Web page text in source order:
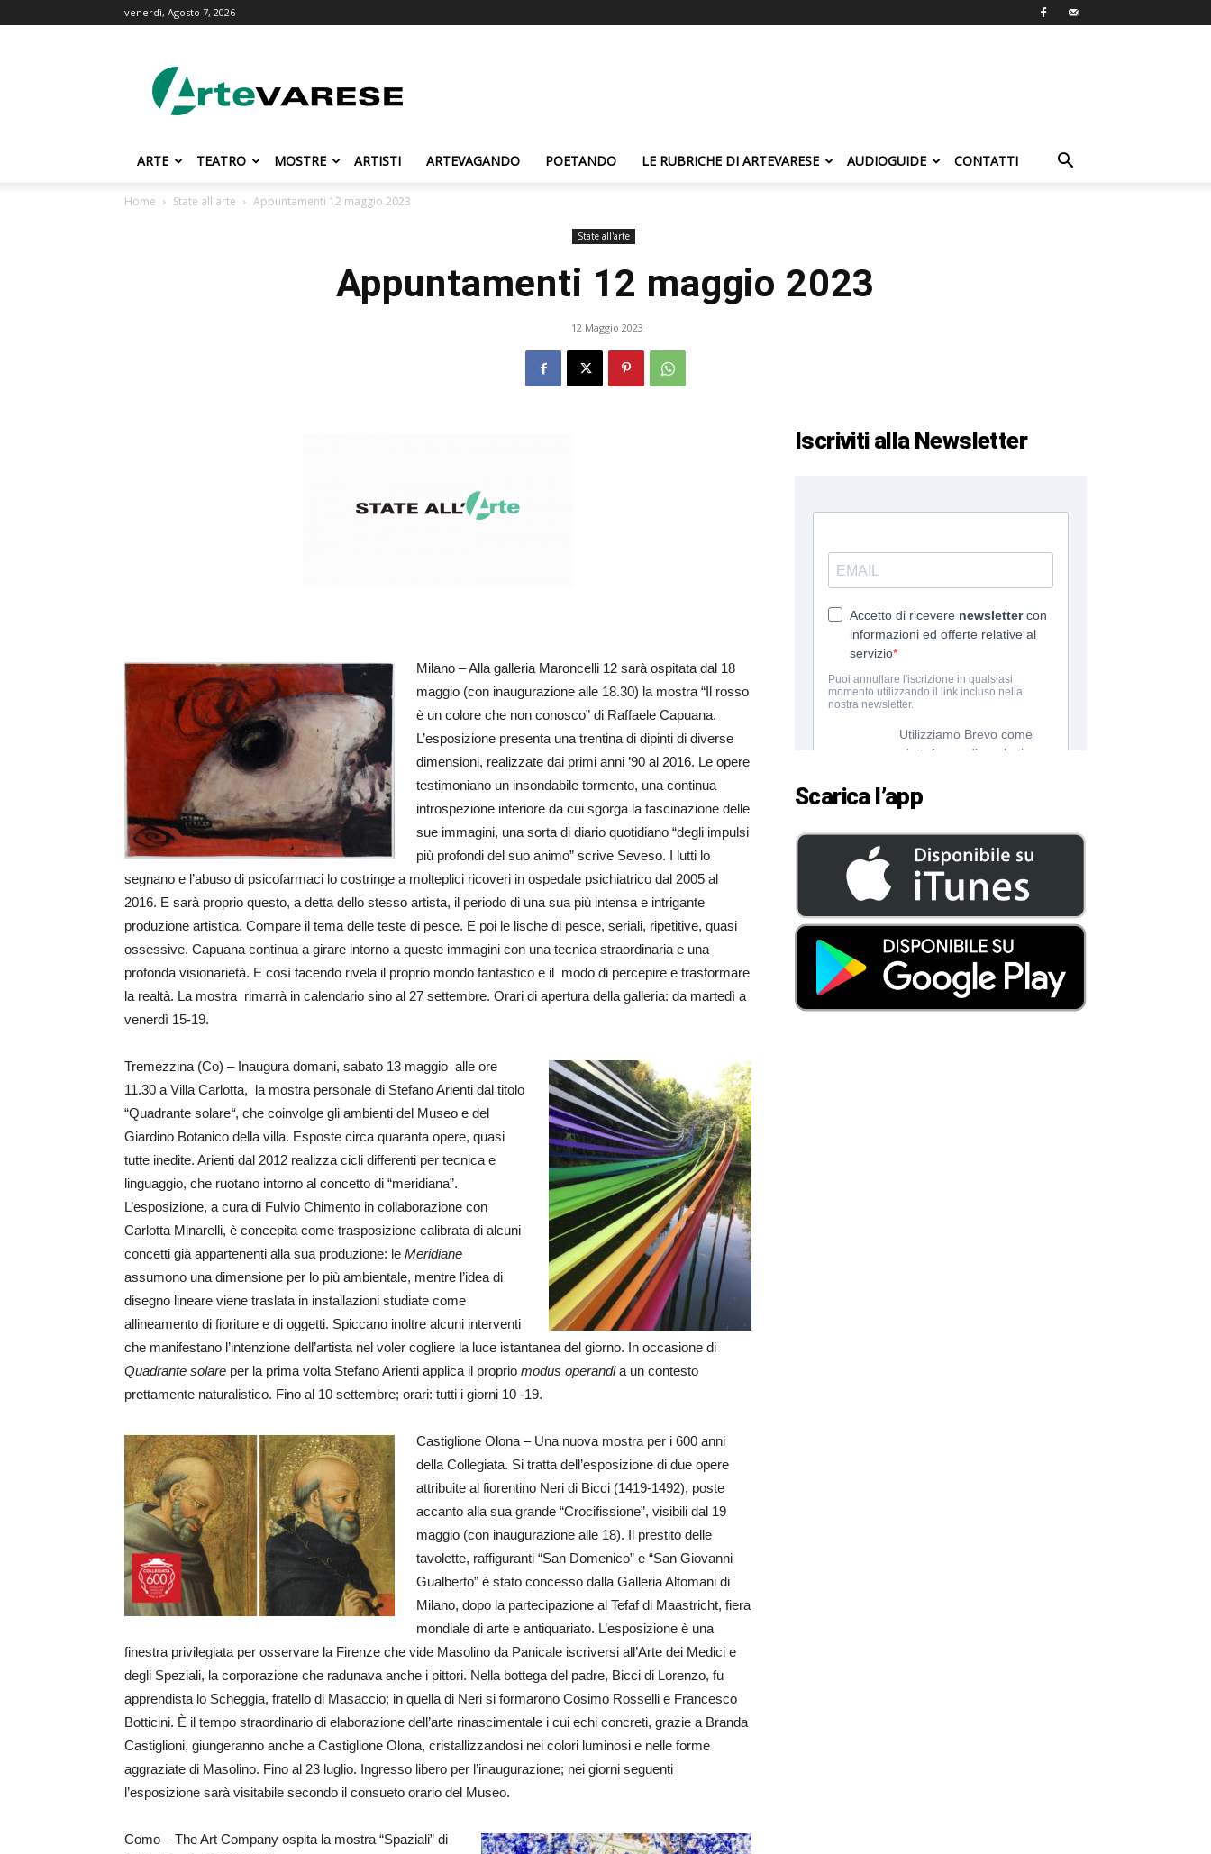
venerdì, Agosto 7, 2026
ARTE TEATRO MOSTRE ARTISTI ARTEVAGANDO POETANDO LE RUBRICHE DI ARTEVARESE AUDIOGUIDE CONTATTI
Home State all'arte Appuntamenti 12 maggio 2023
State all'arte
Appuntamenti 12 maggio 2023
12 Maggio 2023
Milano – Alla galleria Maroncelli 12 sarà ospitata dal 18
maggio (con inaugurazione alle 18.30) la mostra “Il rosso
è un colore che non conosco” di Raffaele Capuana.
L’esposizione presenta una trentina di dipinti di diverse
dimensioni, realizzate dai primi anni ’90 al 2016. Le opere
testimoniano un insondabile tormento, una continua
introspezione interiore da cui sgorga la fascinazione delle
sue immagini, una sorta di diario quotidiano “degli impulsi
più profondi del suo animo” scrive Seveso. I lutti lo
segnano e l’abuso di psicofarmaci lo costringe a molteplici ricoveri in ospedale psichiatrico dal 2005 al
2016. E sarà proprio questo, a detta dello stesso artista, il periodo di una sua più intensa e intrigante
produzione artistica. Compare il tema delle teste di pesce. E poi le lische di pesce, seriali, ripetitive, quasi
ossessive. Capuana continua a girare intorno a queste immagini con una tecnica straordinaria e una
profonda visionarietà. E così facendo rivela il proprio mondo fantastico e il modo di percepire e trasformare
la realtà. La mostra rimarrà in calendario sino al 27 settembre. Orari di apertura della galleria: da martedì a
venerdì 15-19.
Tremezzina (Co) – Inaugura domani, sabato 13 maggio alle ore
11.30 a Villa Carlotta, la mostra personale di Stefano Arienti dal titolo
“Quadrante solare“, che coinvolge gli ambienti del Museo e del
Giardino Botanico della villa. Esposte circa quaranta opere, quasi
tutte inedite. Arienti dal 2012 realizza cicli differenti per tecnica e
linguaggio, che ruotano intorno al concetto di “meridiana”.
L’esposizione, a cura di Fulvio Chimento in collaborazione con
Carlotta Minarelli, è concepita come trasposizione calibrata di alcuni
concetti già appartenenti alla sua produzione: le Meridiane
assumono una dimensione per lo più ambientale, mentre l’idea di
disegno lineare viene traslata in installazioni studiate come
allineamento di fioriture e di oggetti. Spiccano inoltre alcuni interventi
che manifestano l’intenzione dell’artista nel voler cogliere la luce istantanea del giorno. In occasione di
Quadrante solare per la prima volta Stefano Arienti applica il proprio modus operandia un contesto
prettamente naturalistico. Fino al 10 settembre; orari: tutti i giorni 10 -19.
Castiglione Olona – Una nuova mostra per i 600 anni
della Collegiata. Si tratta dell’esposizione di due opere
attribuite al fiorentino Neri di Bicci (1419-1492), poste
accanto alla sua grande “Crocifissione”, visibili dal 19
maggio (con inaugurazione alle 18). Il prestito delle
tavolette, raffiguranti “San Domenico” e “San Giovanni
Gualberto” è stato concesso dalla Galleria Altomani di
Milano, dopo la partecipazione al Tefaf di Maastricht, fiera
mondiale di arte e antiquariato. L’esposizione è una
finestra privilegiata per osservare la Firenze che vide Masolino da Panicale iscriversi all’Arte dei Medici e
degli Speziali, la corporazione che radunava anche i pittori. Nella bottega del padre, Bicci di Lorenzo, fu
apprendista lo Scheggia, fratello di Masaccio; in quella di Neri si formarono Cosimo Rosselli e Francesco
Botticini. È il tempo straordinario di elaborazione dell’arte rinascimentale i cui echi concreti, grazie a Branda
Castiglioni, giungeranno anche a Castiglione Olona, cristallizzandosi nei colori luminosi e nelle forme
aggraziate di Masolino. Fino al 23 luglio. Ingresso libero per l’inaugurazione; nei giorni seguenti
l’esposizione sarà visitabile secondo il consueto orario del Museo.
Como – The Art Company ospita la mostra “Spaziali” di
Iscriviti alla Newsletter
Scarica l’app